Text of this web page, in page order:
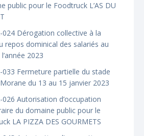
public pour le Foodtruck L’AS DU
024 Dérogation collective à la
repos dominical des salariés au
2023
033 Fermeture partielle du stade
du 13 au 15 janvier 2023
026 Autorisation d’occupation
du domaine public pour le
LA PIZZA DES GOURMETS